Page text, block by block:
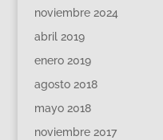
noviembre 2024
abril 2019
enero 2019
agosto 2018
mayo 2018
noviembre 2017